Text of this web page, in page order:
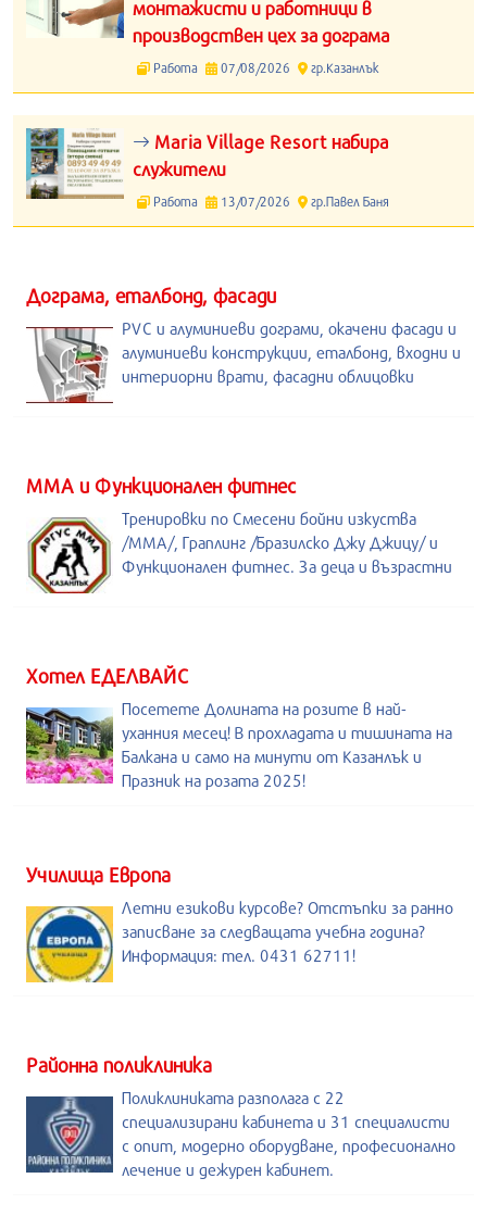
монтажисти и работници в
производствен цех за дограма
Работа 07/08/2026 гр.Казанлък
Maria Village Resort набира
служители
Работа 13/07/2026 гр.Павел Баня
Дограма, еталбонд, фасади
PVC и алуминиеви дограми, окачени фасади и
алуминиеви конструкции, еталбонд, входни и
интериорни врати, фасадни облицовки
ММА и Функционален фитнес
Тренировки по Смесени бойни изкуства
/MMA/, Граплинг /Бразилско Джу Джицу/ и
Функционален фитнес. За деца и възрастни
Хотел ЕДЕЛВАЙС
Посетете Долината на розите в най-
уханния месец! В прохладата и тишината на
Балкана и само на минути от Казанлък и
Празник на розата 2025!
Училища Европа
Летни езикови курсове? Отстъпки за ранно
записване за следващата учебна година?
Информация: тел. 0431 62711!
Районна поликлиника
Поликлиниката разполага с 22
специализирани кабинета и 31 специалисти
с опит, модерно оборудване, професионално
лечение и дежурен кабинет.